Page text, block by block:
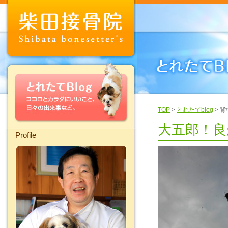
Profile
TOP > とれたてblog > 背
大五郎！